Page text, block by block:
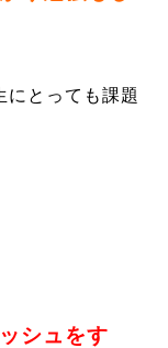
にとっても課題
シュをす